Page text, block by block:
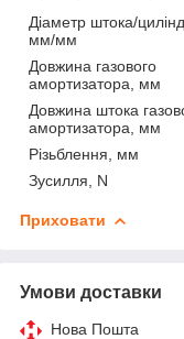
Діаметр штока/
мм/мм
Довжина газового
амортизатора, мм
Довжина штока
амортизатора, мм
Різьблення, мм
Зусилля, N
Приховати
Умови доставки
Нова Пошта